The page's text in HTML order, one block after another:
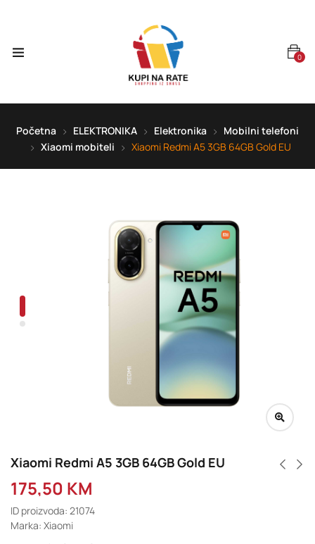
0
Početna ELEKTRONIKA Elektronika
Mobilni telefoni
Xiaomi mobiteli
Xiaomi Redmi A5 3GB 64GB Gold EU
Xiaomi Redmi A5 3GB 64GB Gold EU
175,50 KM
ID proizvoda: 21074
Marka: Xiaomi